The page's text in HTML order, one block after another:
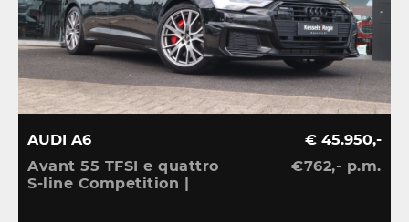
AUDI A6
Avant 55 TFSI e quattro
S-line Competition |
€ 45.950,-
€762,- p.m.